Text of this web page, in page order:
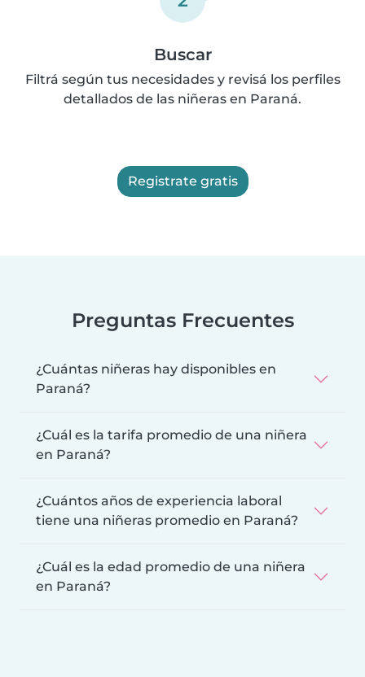
Buscar
Filtrá según tus necesidades y revisá los perfiles
detallados de las niñeras en Paraná.
Registrate gratis
Preguntas Frecuentes
¿Cuántas niñeras hay disponibles en
Paraná?
¿Cuál es la tarifa promedio de una niñera
en Paraná?
¿Cuántos años de experiencia laboral
tiene una niñeras promedio en Paraná?
¿Cuál es la edad promedio de una niñera
en Paraná?